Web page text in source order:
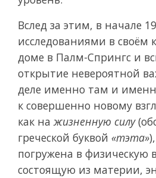
Вслед за этим, в начале
исследованиями в своём
доме в Палм-Спрингс и
открытие невероятной
деле именно там и
к совершенно новому
как нажизненную силу
греческой буквой «тэта»
погружена в физическую
состоящую из материи,